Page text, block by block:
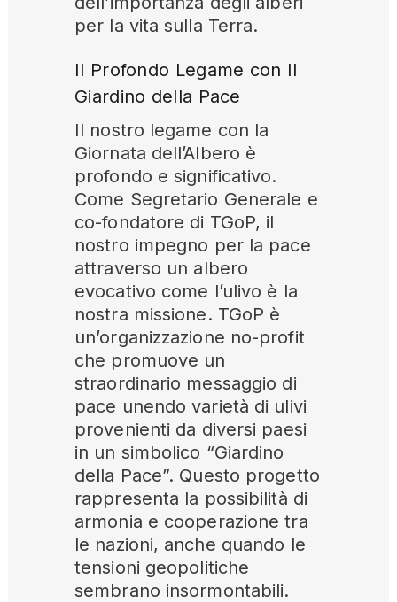
per la vita sulla Terra.
Il Profondo Legame con Il
Giardino della Pace
Il nostro legame con la
Giornata dell’Albero è
profondo e significativo.
Come Segretario Generale e
co-fondatore di TGoP, il
nostro impegno per la pace
attraverso un albero
evocativo come l’ulivo è la
nostra missione. TGoP è
un’organizzazione no-profit
che promuove un
straordinario messaggio di
pace unendo varietà di ulivi
provenienti da diversi paesi
in un simbolico “Giardino
della Pace”. Questo progetto
rappresenta la possibilità di
armonia e cooperazione tra
le nazioni, anche quando le
tensioni geopolitiche
sembrano insormontabili.